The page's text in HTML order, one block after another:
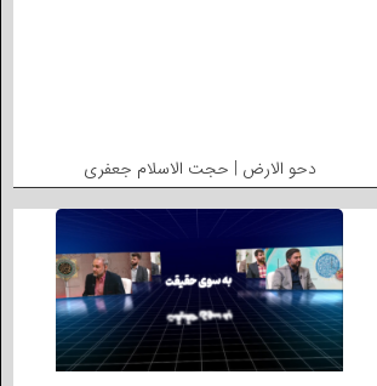
دحو الارض | حجت الاسلام جعفری